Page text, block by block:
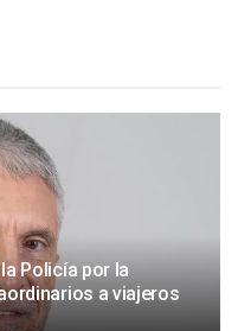
Policía por la
a viajeros